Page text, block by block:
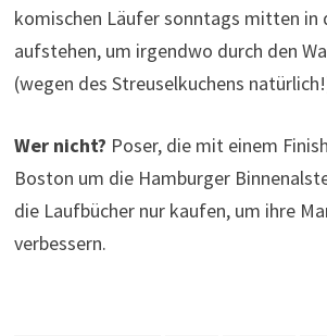
komischen Läufer sonntags mitten in
aufstehen, um irgendwo durch den
(wegen des Streuselkuchens
Wer nicht? Poser, die mit einem
Boston um die Hamburger
die Laufbücher nur kaufen, um ihre
verbessern.